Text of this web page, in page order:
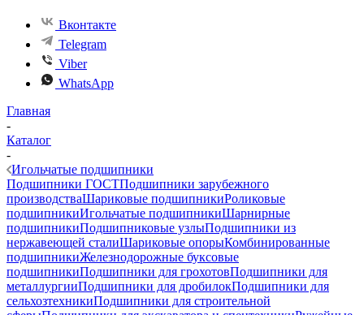
Вконтакте
Telegram
Viber
WhatsApp
Главная
-
Каталог
-
Игольчатые подшипники
Подшипники ГОСТПодшипники зарубежного
производстваШариковые подшипникиРоликовые
подшипникиИгольчатые подшипникиШарнирные
подшипникиПодшипниковые узлыПодшипники из
нержавеющей сталиШариковые опорыКомбинированные
подшипникиЖелезнодорожные буксовые
подшипникиПодшипники для грохотовПодшипники для
металлургииПодшипники для дробилокПодшипники для
сельхозтехникиПодшипники для строительной